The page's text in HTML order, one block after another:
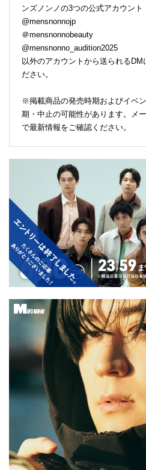
ンズノンノの3つの公式アカウント
@mensnonnojp
＠mensnonnobeauty
@mensnonno_audition2025
以外のアカウントから送られるDM
ださい。
※掲載商品の発売時期およびイベ
期・中止の可能性があります。メ
で最新情報をご確認ください。